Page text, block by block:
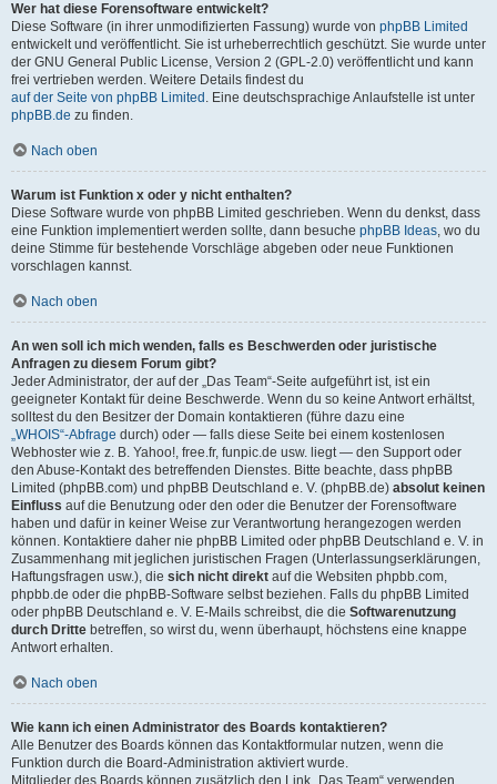
Wer hat diese Forensoftware entwickelt?
Diese Software (in ihrer unmodifizierten Fassung) wurde von phpBB Limited
entwickelt und veröffentlicht. Sie ist urheberrechtlich geschützt. Sie wurde unter
der GNU General Public License, Version 2 (GPL-2.0) veröffentlicht und kann
frei vertrieben werden. Weitere Details findest du
auf der Seite von phpBB Limited . Eine deutschsprachige Anlaufstelle ist unter
phpBB.de zu finden.
Nach oben
Warum ist Funktion x oder y nicht enthalten?
Diese Software wurde von phpBB Limited geschrieben. Wenn du denkst, dass
eine Funktion implementiert werden sollte, dann besuche phpBB Ideas, wo du
deine Stimme für bestehende Vorschläge abgeben oder neue Funktionen
vorschlagen kannst.
Nach oben
An wen soll ich mich wenden, falls es Beschwerden oder juristische
Anfragen zu diesem Forum gibt?
Jeder Administrator, der auf der „Das Team“-Seite aufgeführt ist, ist ein
geeigneter Kontakt für deine Beschwerde. Wenn du so keine Antwort erhältst,
solltest du den Besitzer der Domain kontaktieren (führe dazu eine
„WHOIS“-Abfrage durch) oder — falls diese Seite bei einem kostenlosen
Webhoster wie z. B. Yahoo!, free.fr, funpic.de usw. liegt — den Support oder
den Abuse-Kontakt des betreffenden Dienstes. Bitte beachte, dass phpBB
Limited (phpBB.com) und phpBB Deutschland e. V. (phpBB.de) absolut keinen
Einfluss auf die Benutzung oder den oder die Benutzer der Forensoftware
haben und dafür in keiner Weise zur Verantwortung herangezogen werden
können. Kontaktiere daher nie phpBB Limited oder phpBB Deutschland e. V. in
Zusammenhang mit jeglichen juristischen Fragen (Unterlassungserklärungen,
Haftungsfragen usw.), die sich nicht direkt auf die Websiten phpbb.com,
phpbb.de oder die phpBB-Software selbst beziehen. Falls du phpBB Limited
oder phpBB Deutschland e. V. E-Mails schreibst, die die Softwarenutzung
durch Dritte betreffen, so wirst du, wenn überhaupt, höchstens eine knappe
Antwort erhalten.
Nach oben
Wie kann ich einen Administrator des Boards kontaktieren?
Alle Benutzer des Boards können das Kontaktformular nutzen, wenn die
Funktion durch die Board-Administration aktiviert wurde.
Mitglieder des Boards können zusätzlich den Link „Das Team“ verwenden.